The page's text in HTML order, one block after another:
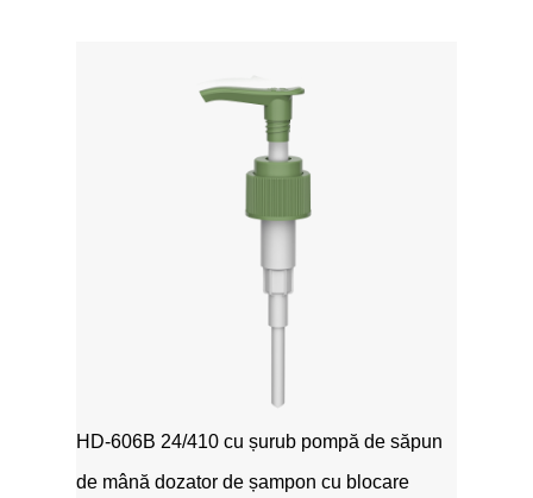
HD-606B 24/410 cu șurub pompă de săpun
de mână dozator de șampon cu blocare